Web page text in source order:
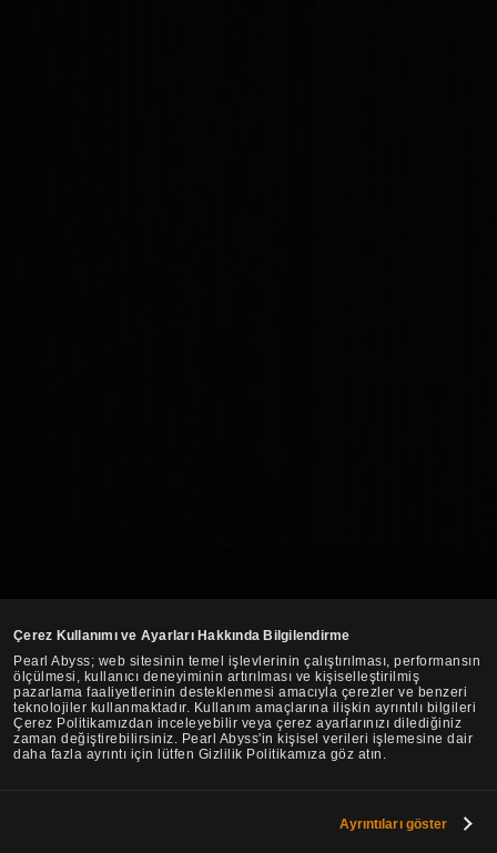
Çerez Kullanımı ve Ayarları Hakkında Bilgilendirme
Pearl Abyss; web sitesinin temel işlevlerinin çalıştırılması, performansın
ölçülmesi, kullanıcı deneyiminin artırılması ve kişiselleştirilmiş
pazarlama faaliyetlerinin desteklenmesi amacıyla çerezler ve benzeri
teknolojiler kullanmaktadır. Kullanım amaçlarına ilişkin ayrıntılı bilgileri
Çerez Politikamızdan inceleyebilir veya çerez ayarlarınızı dilediğiniz
zaman değiştirebilirsiniz. Pearl Abyss'in kişisel verileri işlemesine dair
daha fazla ayrıntı için lütfen Gizlilik Politikamıza göz atın.
Ayrıntıları göster